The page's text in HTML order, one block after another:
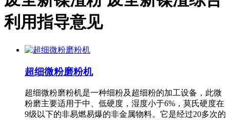
利用指导意见
超细微粉磨粉机
超细微粉磨粉机是一种细粉及超细粉的加工设备，此微
粉磨主要适用于中、低硬度，湿度小于6%，莫氏硬度在
9级以下的非易燃易爆的非金属物料。它是经过20多次的